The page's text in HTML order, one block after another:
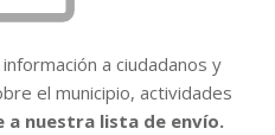
a ciudadanos y
el municipio, actividades
a nuestra lista de envío.